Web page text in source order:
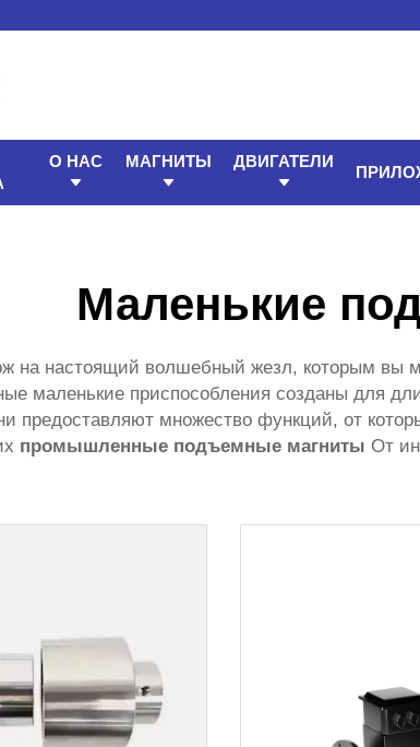
О НАС МАГНИТЫ ДВИГАТЕЛИ
Маленькие
на настоящий волшебный жезл, которым вы
маленькие приспособления созданы для
предоставляют множество функций, от
промышленные подъемные магниты От